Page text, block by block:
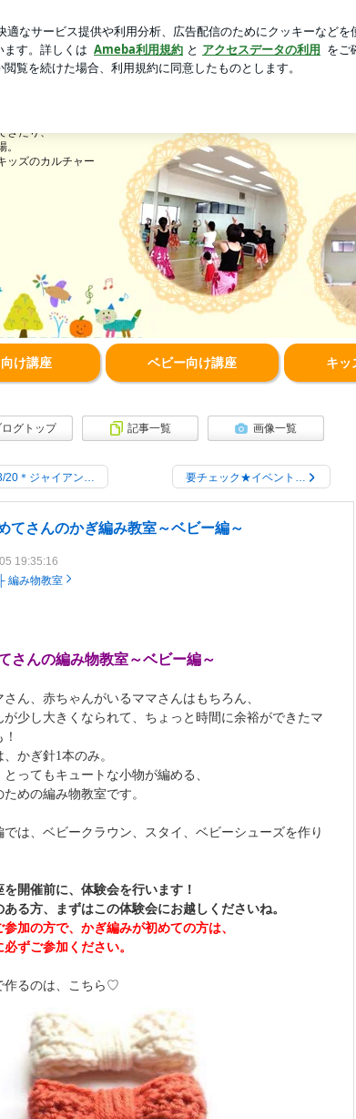
事/貸スペース★スタジオおててくらぶ
タイ土産
貸スペース★スタジオおててく
きたり、
ッズのカルチャー
ログトップ 記事一覧 画像一覧
20＊ジャイアン… 要チェック★イベント…
てさんのかぎ編み教室～ベビー編～
19:35:16
├ 編み物教室
さんの編み物教室～ベビー編～
さん、赤ちゃんがいるママさんはもちろん、
が少し大きくなられて、ちょっと時間に余裕ができたマ
かぎ針1本のみ。
とってもキュートな小物が編める、
めの編み物教室です。
では、ベビークラウン、スタイ、ベビーシューズを作り
を開催前に、体験会を行います！
ある方、まずはこの体験会にお越しくださいね。
参加の方で、かぎ編みが初めての方は、
ずご参加ください。
作るのは、こちら♡
け講座 ベビー向け講座 キッ